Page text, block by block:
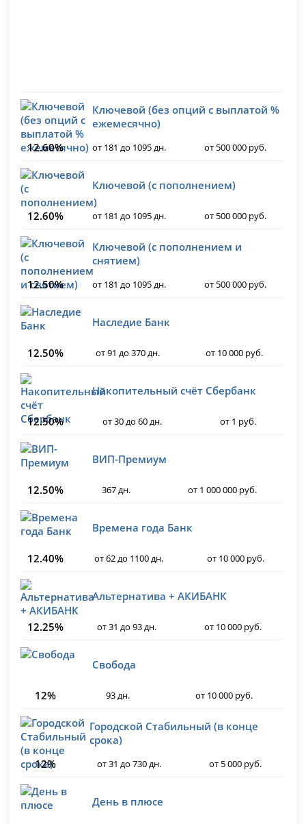
Ключевой (без опций с выплатой %
ежемесячно)
12.60%
от 181 до 1095 дн. от 500 000 руб.
Ключевой (с пополнением)
12.60% от 181 до 1095 дн. от 500 000 руб.
Ключевой (с пополнением и
снятием)
12.50%
от 181 до 1095 дн. от 500 000 руб.
Наследие Банк
12.50% от 91 до 370 дн. от 10 000 руб.
Накопительный счёт Сбербанк
12.50% от 30 до 60 дн. от 1 руб.
ВИП-Премиум
12.50% 367 дн. от 1 000 000 руб.
Времена года Банк
12.40% от 62 до 1100 дн. от 10 000 руб.
Альтернатива + АКИБАНК
12.25% от 31 до 93 дн. от 10 000 руб.
Свобода
12% 93 дн. от 10 000 руб.
Городской Стабильный (в конце
срока)
12%
от 31 до 730 дн. от 5 000 руб.
День в плюсе